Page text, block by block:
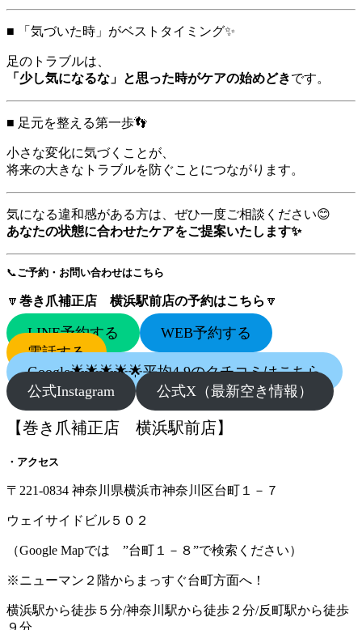
■ 「気づいた時」がベストタイミング✨
足のトラブルは、
「少し気になるな」と思った時がケアの始めどきです。
■ 足元を整える第一歩👣
小さな変化に気づくことが、
将来の大きなトラブルを防ぐことにつながります。
気になる違和感がある方は、ぜひ一度ご相談ください😊
あなたの状態に合わせたケアをご提案いたします✨
📞ご予約・お問い合わせはこちら
🔽 巻き爪補正店 横浜駅前店の予約はこちら 🔽
LINE予約する
WEB予約する
電話する
Google🌟🌟🌟🌟🌟平均4.9のクチコミはこちら
公式Instagram
公式X（最新空き情報）
【巻き爪補正店 横浜駅前店】
・アクセス
〒221-0834 神奈川県横浜市神奈川区台町１－７
ウェイサイドビル５０２
（Google Mapでは ”台町１－８”で検索ください）
※ニューマン２階からまっすぐ台町方面へ！
横浜駅から徒歩５分/神奈川駅から徒歩２分/反町駅から徒歩
９分